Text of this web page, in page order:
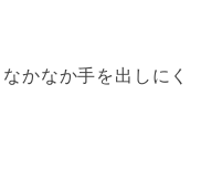
かなか手を出しにく